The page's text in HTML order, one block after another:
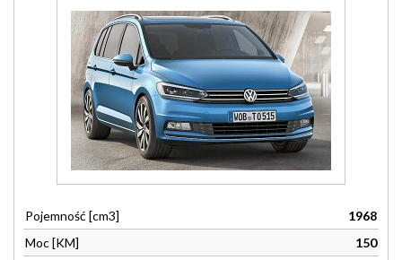
Pojemność [cm3]
1968
Moc [KM]
150